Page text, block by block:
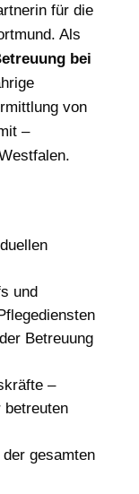
für die
Als
bei
von
–
und
Betreuung
–
betreuten
gesamten